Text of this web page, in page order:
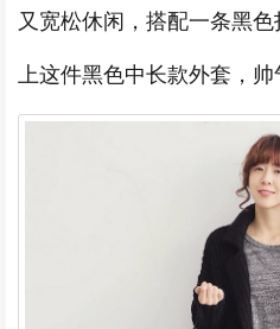
又宽松休闲，搭配一条黑
上这件黑色中长款外套，帅